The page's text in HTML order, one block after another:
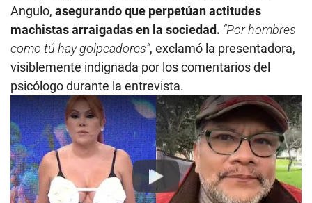
Angulo, asegurando que perpetúan actitudes
machistas arraigadas en la sociedad. “Por hombres
como tú hay golpeadores”, exclamó la presentadora,
visiblemente indignada por los comentarios del
psicólogo durante la entrevista.
Play